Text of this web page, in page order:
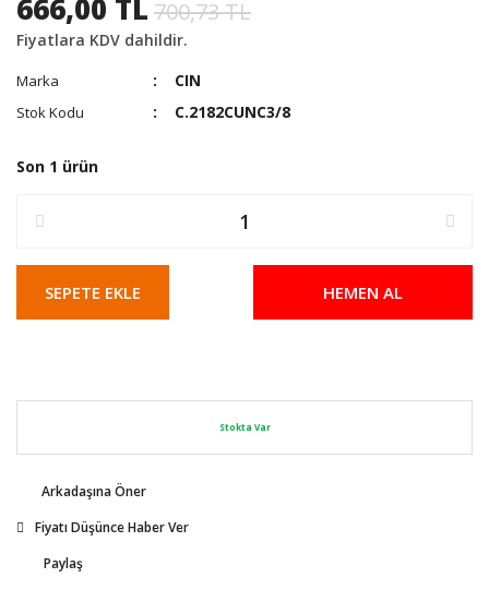
666,00 TL 700,73 TL
Fiyatlara KDV dahildir.
Marka CIN
Stok Kodu C.2182CUNC3/8
Son 1 ürün
SEPETE EKLE HEMEN AL
Stokta Var
Arkadaşına Öner
Fiyatı Düşünce Haber Ver
Paylaş